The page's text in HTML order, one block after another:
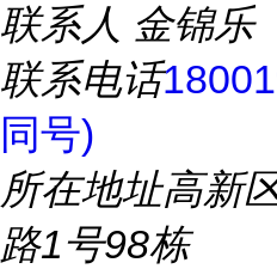
联系人 金锦乐
联系电话
同号)
所在地址高新
路1号98栋